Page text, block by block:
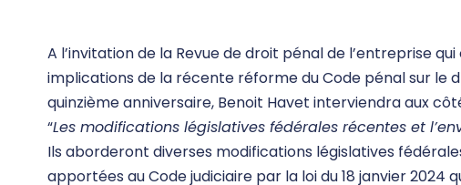
A l’invitation de la Revue de droit pénal de l’entreprise
implications de la récente réforme du Code pénal sur le
quinzième anniversaire, Benoit Havet interviendra aux
“Les modifications législatives fédérales récentes et
Ils aborderont diverses modifications législatives
apportées au Code judiciaire par la loi du 18 janvier 2024